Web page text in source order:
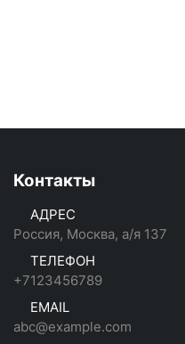
Контакты
АДРЕС
Россия, Москва, а/я 137
ТЕЛЕФОН
+7123456789
EMAIL
abc@example.com